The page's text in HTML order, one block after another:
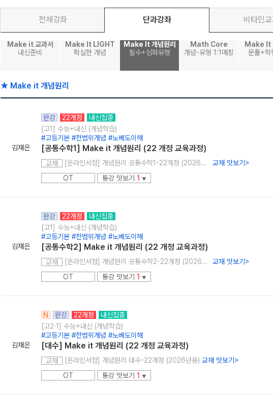
전체강좌 단과강좌 비타민
Make it 교과서
내신준비
Make It LIGHT
확실한 개념
Make It 개념원리
필수+심화유형
Math Core
개념-유형 1:1매칭
Make It
문풀+학
★ Make it 개념원리
김재은
완강 22개정
내신집중
[고1] 수능+내신 (개념학습)
#고등기본 #전범위개념 #노베도이해
[공통수학1] Make it 개념원리 (22 개정 교육과정)
교재 [온라인서점] 개념원리 공통수학1-22개정 (2026년용) 교재 맛보기 >
OT
통강 맛보기 1 ▼
김재은
완강 22개정
내신집중
[고1] 수능+내신 (개념학습)
#고등기본 #전범위개념 #노베도이해
[공통수학2] Make it 개념원리 (22 개정 교육과정)
교재 [온라인서점] 개념원리 공통수학2-22개정 (2026년용) 교재 맛보기 >
OT
통강 맛보기 1 ▼
김재은
N 완강 22개정
내신집중
[고2·1] 수능+내신 (개념학습)
#고등기본 #전범위개념 #노베도이해
[대수] Make it 개념원리 (22 개정 교육과정)
교재 [온라인서점] 개념원리 대수-22개정 (2026년용) 교재 맛보기 >
OT
통강 맛보기 1 ▼